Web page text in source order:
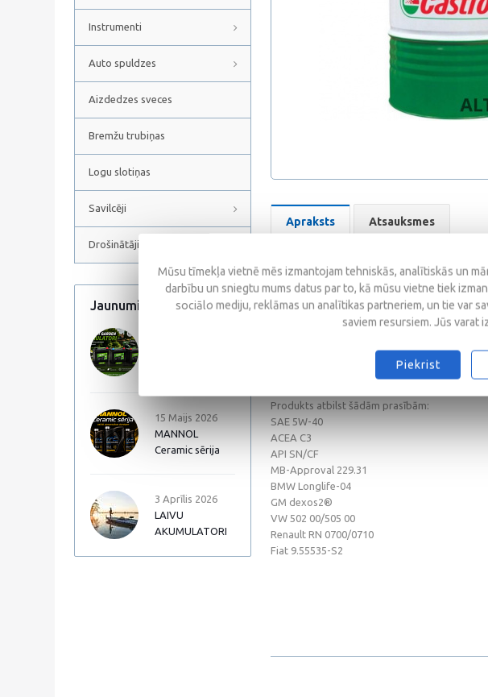
Instrumenti
Auto spuldzes
Aizdedzes sveces
Bremžu trubiņas
Logu slotiņas
Savilcēji
Drošinātāji
Jaunumi Visi jaunumi
15 Maijs 2026
MANNOL
Ceramic sērija
3 Aprīlis 2026
LAIVU
AKUMULATORI
Apraksts Atsauksmes
Castrol Magnatec 5W-40 C3 dzinēja eļļa ir
vieglajiem dīzeļmotoriem, ja ražotājs iesaka
apstiprināt izmantošanai no dažādu
katalizatoriem (TWC) un dīzeļa daļiņu filtru
vecākiem vieglo automobiļu viegliem
GM dexos2® specifikācijai. GM dexos2®
specifikāciju sadaļā jūsu transportlīdzekļa
Produkts atbilst šādām prasībām:
SAE 5W-40
ACEA C3
API SN/CF
MB-Approval 229.31
BMW Longlife-04
GM dexos2®
VW 502 00/505 00
Renault RN 0700/0710
Fiat 9.55535-S2
Mūsu tīmekļa vietnē mēs izmantojam tehniskās, analītiskās un
darbību un sniegtu mums datus par to, kā mūsu vietne tiek
sociālo mediju, reklāmas un analītikas partneriem, un tie var
saviem resursiem. Jūs varat
Piekrist